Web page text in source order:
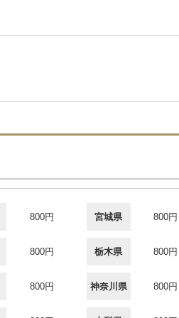
800円 宮城県 800円
800円 栃木県 800円
800円 神奈川県 800円